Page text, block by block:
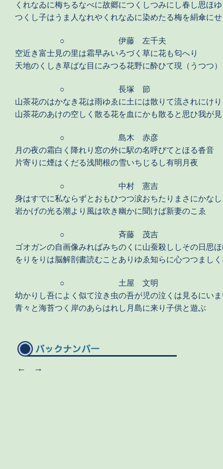
くれなゐに梅ちるなべに故郷につくしつみにし春し思ほゆ
つくし子はうま人なれやくれなゐに染めたる梅を絹傘に
○
伊藤 左千夫
空近き富士見の里は霜早みいろづく草に花も匂へり
天地のくしき草ばな目にみつる花野に酔ひて現（うつつ
○
長塚 節
山茶花のはかなき花は雨ゆゑに土には散りて流されにけり
山茶花のあけの空しく散る花を血にかも散ると思ひ我が
○
島木 赤彦
月の夜の霜白く降れり窓の外に駅の名呼びてとほる沓音
片寄りに煙はくだる浅間根の雪いちじるし有明月夜
○
中村 憲吉
身はすでに私ならずとおもひつつ涙おちたりまさにかな
岩かげの光る潮より風は吹き幽かに聞けば新妻のこゑ
○
斉藤 茂吉
ゴオガンの自画像みればみちのくに山蚕殺ししその日思
をりをりは脳解剖書読むことありゆゑ知らに心つつまし
○
土屋 文明
幼かりし吾によく似て泣き虫の吾が児の泣くは見るにい
青々と海苔つく岸のあらはれし月島に来り子供と遊ぶ
← →